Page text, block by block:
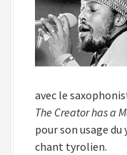
avec le
The Creator has a
pour son usage du
chant tyrolien.